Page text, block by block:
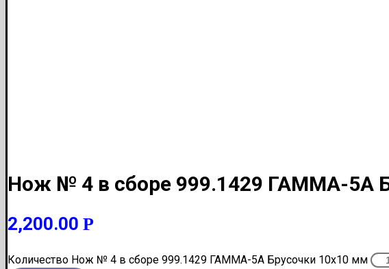
Нож № 4 в сборе 999.1429 ГАММА-5А
2,200.00 Р
Количество Нож № 4 в сборе 999.1429 ГАММА-5А Брусочки 10х10 мм